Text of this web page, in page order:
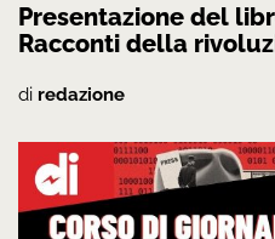
Presentazione del
Racconti della
di redazione